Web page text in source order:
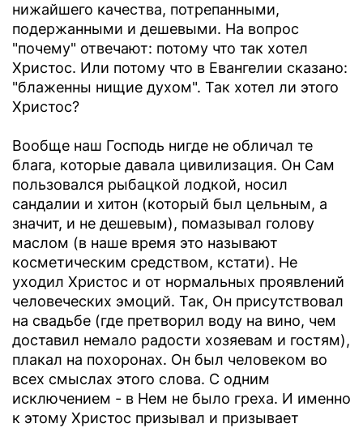
нижайшего качества, потрепанными,
подержанными и дешевыми. На вопрос
"почему" отвечают: потому что так хотел
Христос. Или потому что в Евангелии сказано:
"блаженны нищие духом". Так хотел ли этого
Христос?
Вообще наш Господь нигде не обличал те
блага, которые давала цивилизация. Он Сам
пользовался рыбацкой лодкой, носил
сандалии и хитон (который был цельным, а
значит, и не дешевым), помазывал голову
маслом (в наше время это называют
косметическим средством, кстати). Не
уходил Христос и от нормальных проявлений
человеческих эмоций. Так, Он присутствовал
на свадьбе (где претворил воду на вино, чем
доставил немало радости хозяевам и гостям),
плакал на похоронах. Он был человеком во
всех смыслах этого слова. С одним
исключением - в Нем не было греха. И именно
к этому Христос призывал и призывает